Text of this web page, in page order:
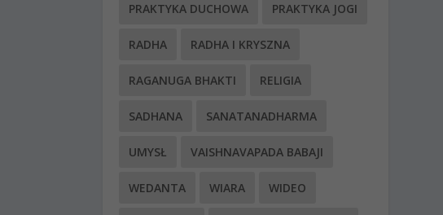
PRAKTYKA DUCHOWA PRAKTYKA JOGI
RADHA RADHA I KRYSZNA
RAGANUGA BHAKTI RELIGIA
SADHANA SANATANADHARMA
UMYSŁ VAISHNAVAPADA BABAJI
WEDANTA WIARA WIDEO